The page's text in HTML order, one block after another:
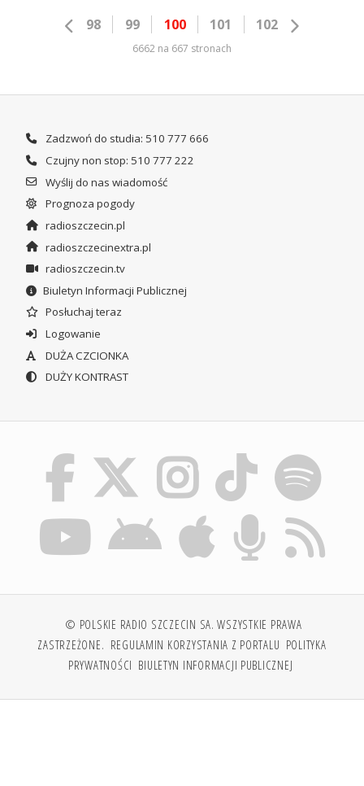
98 99 100 101 102
6662 na 667 stronach
Zadzwoń do studia: 510 777 666
Czujny non stop: 510 777 222
Wyślij do nas wiadomość
Prognoza pogody
radioszczecin.pl
radioszczecinextra.pl
radioszczecin.tv
Biuletyn Informacji Publicznej
Posłuchaj teraz
Logowanie
DUŻA CZCIONKA
DUŻY KONTRAST
© POLSKIE RADIO SZCZECIN SA. WSZYSTKIE PRAWA
ZASTRZEŻONE. REGULAMIN KORZYSTANIA Z PORTALU POLITYKA
PRYWATNOŚCI BIULETYN INFORMACJI PUBLICZNEJ